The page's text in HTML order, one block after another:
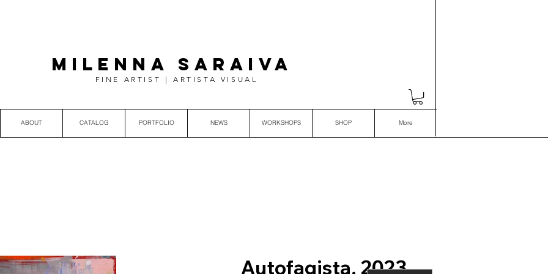
MILENNA SARAIVA
FINE ARTIST | ARTISTA VISUAL
ABOUT CATALOG PORTFOLIO NEWS WORKSHOPS SHOP More
Autofagista, 2023